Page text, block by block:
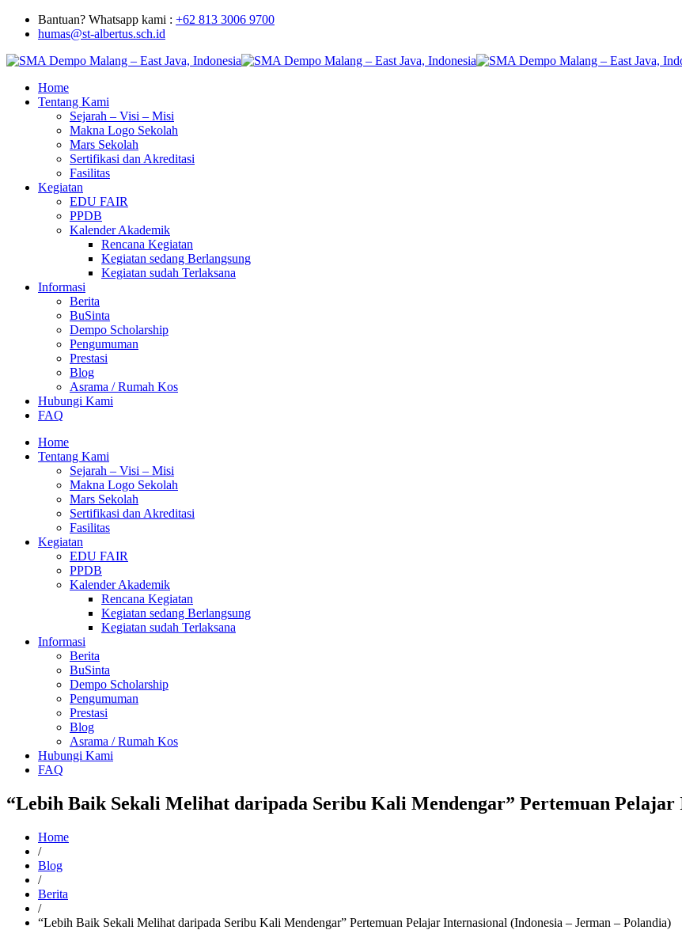
Bantuan? Whatsapp kami : +62 813 3006 9700
humas@st-albertus.sch.id
Home
Tentang Kami
Sejarah – Visi – Misi
Makna Logo Sekolah
Mars Sekolah
Sertifikasi dan Akreditasi
Fasilitas
Kegiatan
EDU FAIR
PPDB
Kalender Akademik
Rencana Kegiatan
Kegiatan sedang Berlangsung
Kegiatan sudah Terlaksana
Informasi
Berita
BuSinta
Dempo Scholarship
Pengumuman
Prestasi
Blog
Asrama / Rumah Kos
Hubungi Kami
FAQ
Home
Tentang Kami
Sejarah – Visi – Misi
Makna Logo Sekolah
Mars Sekolah
Sertifikasi dan Akreditasi
Fasilitas
Kegiatan
EDU FAIR
PPDB
Kalender Akademik
Rencana Kegiatan
Kegiatan sedang Berlangsung
Kegiatan sudah Terlaksana
Informasi
Berita
BuSinta
Dempo Scholarship
Pengumuman
Prestasi
Blog
Asrama / Rumah Kos
Hubungi Kami
FAQ
“Lebih Baik Sekali Melihat daripada Seribu Kali Mendengar” Pertemuan Pelajar
Home
/
Blog
/
Berita
/
“Lebih Baik Sekali Melihat daripada Seribu Kali Mendengar” Pertemuan Pelajar Internasional (Indonesia – Jerman – Polandia)